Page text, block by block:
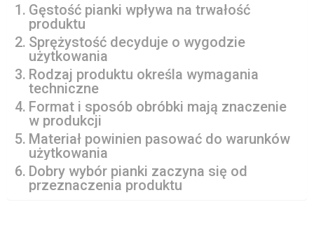
Gęstość pianki wpływa na trwałość
produktu
Sprężystość decyduje o wygodzie
użytkowania
Rodzaj produktu określa wymagania
techniczne
Format i sposób obróbki mają znaczenie
w produkcji
Materiał powinien pasować do warunków
użytkowania
Dobry wybór pianki zaczyna się od
przeznaczenia produktu